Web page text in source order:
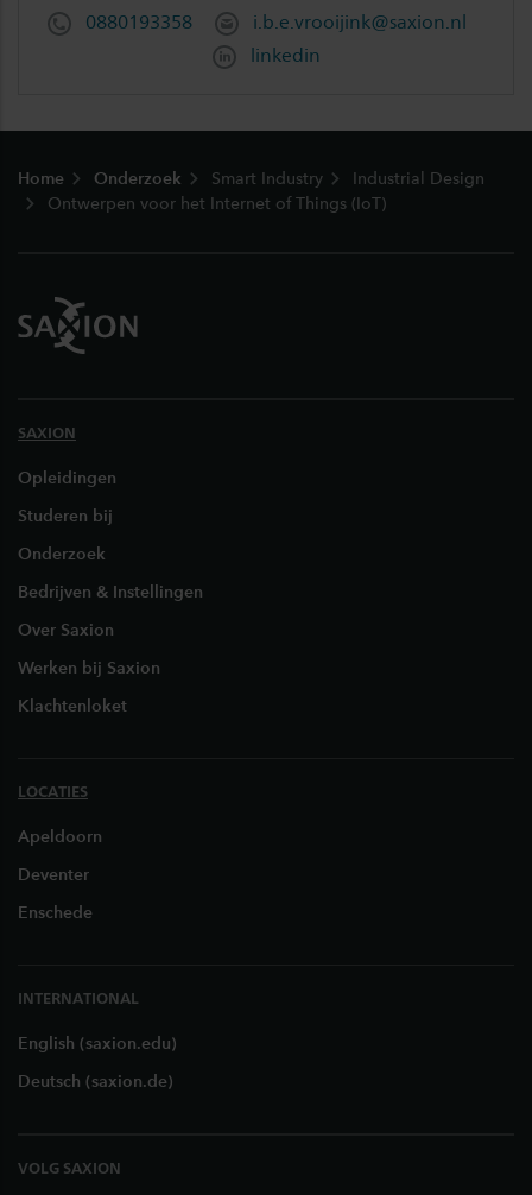
0880193358
i.b.e.vrooijink@saxion.nl
linkedin
Home Onderzoek Smart Industry
Industrial Design
Ontwerpen voor het Internet of Things (IoT)
SAXION
Opleidingen
Studeren bij
Onderzoek
Bedrijven & Instellingen
Over Saxion
Werken bij Saxion
Klachtenloket
LOCATIES
Apeldoorn
Deventer
Enschede
INTERNATIONAL
English (saxion.edu)
Deutsch (saxion.de)
VOLG SAXION